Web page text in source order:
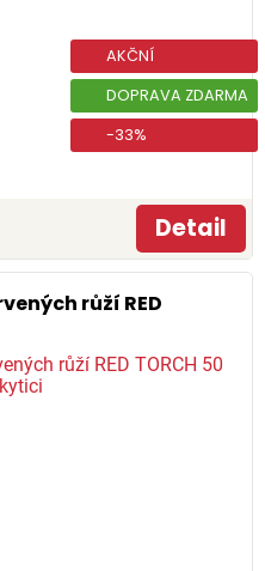
AKČNÍ
DOPRAVA ZDARMA
-33%
Detail
růží RED